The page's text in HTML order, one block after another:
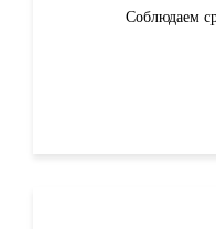
Соблюдаем